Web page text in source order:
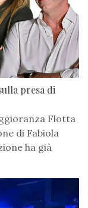
presa di
Flotta
di Fabiola
ha già